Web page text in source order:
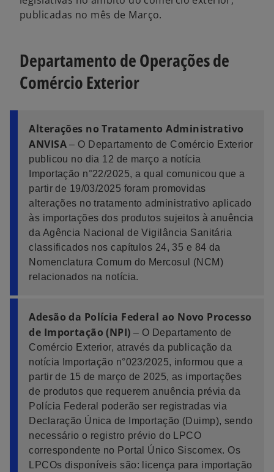
g
u
i
g
u
i
g
publicadas no mês de Março.
Departamento de Operações de
Comércio Exterior
Alterações no Tratamento Administrativo
ANVISA– O Departamento de Comércio Exterior
publicou no dia 12 de março a notícia
Importação n°22/2025, a qual comunicou que a
partir de 19/03/2025 foram promovidas
alterações no tratamento administrativo aplicado
às importações dos produtos sujeitos à anuência
da Agência Nacional de Vigilância Sanitária
classificados nos capítulos 24, 35 e 84 da
Nomenclatura Comum do Mercosul (NCM)
relacionados na notícia.
Adesão da Polícia Federal ao Novo Processo
de Importação (NPI) – O Departamento de
Comércio Exterior, através da publicação da
notícia Importação n°023/2025, informou que a
partir de 15 de março de 2025, as importações
de produtos que requerem anuência prévia da
Polícia Federal poderão ser registradas via
Declaração Única de Importação (Duimp), sendo
necessário o registro prévio do LPCO
correspondente no Portal Único Siscomex. Os
LPCOs disponíveis são: licença para importação